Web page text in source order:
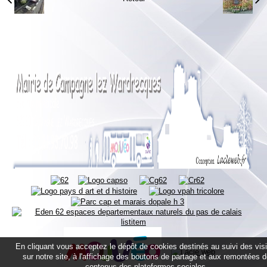
En cliquant vous acceptez le dépôt de cookies destinés au suivi des
sur notre site, à l'affichage des boutons de partage et aux remontées